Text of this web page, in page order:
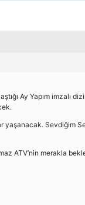
Ay Yapım imzalı
Sevdiğim
ATV’nin merakla